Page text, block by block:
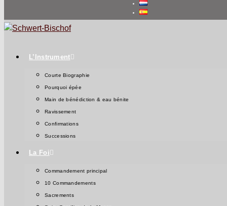
L’Instrument
Courte Biographie
Pourquoi épée
Main de bénédiction & eau bénite
Ravissement
Confirmations
Successions
La Foi
Commandement principal
10 Commandements
Sacrements